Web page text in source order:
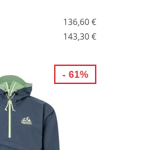
136,60 €
143,30 €
- 61%